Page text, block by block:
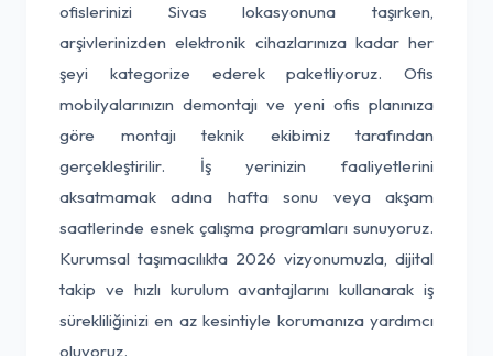
ofislerinizi Sivas lokasyonuna taşırken,
arşivlerinizden elektronik cihazlarınıza kadar her
şeyi kategorize ederek paketliyoruz. Ofis
mobilyalarınızın demontajı ve yeni ofis planınıza
göre montajı teknik ekibimiz tarafından
gerçekleştirilir. İş yerinizin faaliyetlerini
aksatmamak adına hafta sonu veya akşam
saatlerinde esnek çalışma programları sunuyoruz.
Kurumsal taşımacılıkta 2026 vizyonumuzla, dijital
takip ve hızlı kurulum avantajlarını kullanarak iş
sürekliliğinizi en az kesintiyle korumanıza yardımcı
oluyoruz.